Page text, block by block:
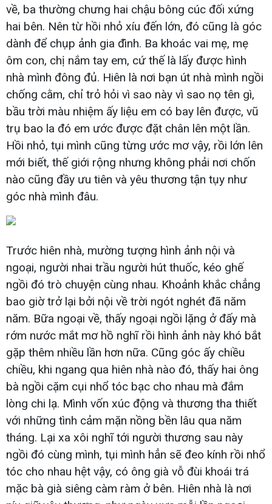
về, ba thường chưng hai chậu bông cúc đối xứng
hai bên. Nên từ hồi nhỏ xíu đến lớn, đó cũng là góc
dành để chụp ảnh gia đình. Ba khoác vai mẹ, mẹ
ôm con, chị nắm tay em, cứ thế là lấy được hình
nhà mình đông đủ. Hiên là nơi bạn út nhà mình ngồi
chống cằm, chỉ trỏ hỏi vì sao này vì sao nọ tên gì,
bầu trời màu nhiệm ấy liệu em có bay lên được, vũ
trụ bao la đó em ước được đặt chân lên một lần.
Hồi nhỏ, tụi mình cũng từng ước mơ vậy, rồi lớn lên
mới biết, thế giới rộng nhưng không phải nơi chốn
nào cũng đầy ưu tiên và yêu thương tận tụy như
góc nhà mình đâu.
Trước hiên nhà, mường tượng hình ảnh nội và
ngoại, người nhai trầu người hút thuốc, kéo ghế
ngồi đó trò chuyện cùng nhau. Khoảnh khắc chẳng
bao giờ trở lại bởi nội về trời ngót nghét đã năm
năm. Bữa ngoại về, thấy ngoại ngồi lặng ở đấy mà
rớm nước mắt mơ hồ nghĩ rồi hình ảnh này khó bắt
gặp thêm nhiều lần hơn nữa. Cũng góc ấy chiều
chiều, khi ngang qua hiên nhà nào đó, thấy hai ông
bà ngồi cặm cụi nhổ tóc bạc cho nhau mà đắm
lòng chi lạ. Mình vốn xúc động và thương tha thiết
với những tình cảm mặn nồng bền lâu qua năm
tháng. Lại xa xôi nghĩ tới người thương sau này
ngồi đó cùng mình, tụi mình hẳn sẽ đeo kính rồi nhổ
tóc cho nhau hệt vậy, có ông già vỗ đùi khoái trá
mặc bà già siêng càm ràm ở bên. Hiên nhà là nơi